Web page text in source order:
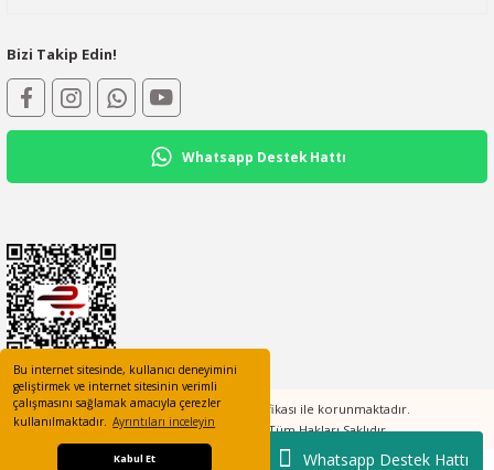
Bu internet sitesinde, kullanıcı deneyimini
geliştirmek ve internet sitesinin verimli
çalışmasını sağlamak amacıyla çerezler
kullanılmaktadır. Ayrıntıları inceleyin
Kabul Et Whatsapp Destek Hattı
Bizi Takip Edin!
Whatsapp Destek Hattı
Tüm bilgileriniz 256bit SSL Sertifikası ile korunmaktadır.
©2023 elcotomasyon.com Tüm Hakları Saklıdır